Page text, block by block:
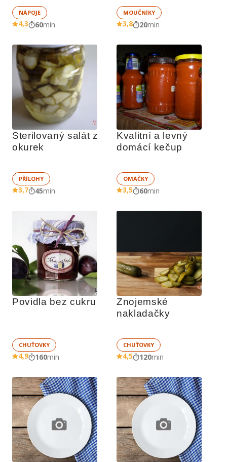
NÁPOJE
4,3 60min
MOUČNÍKY
3,8 20min
Sterilovaný salát z
okurek
PŘÍLOHY
3,7 45min
Kvalitní a levný
domácí kečup
OMÁČKY
3,5 60min
Povidla bez cukru
CHUŤOVKY
4,9 160min
Znojemské
nakladačky
CHUŤOVKY
4,5 120min